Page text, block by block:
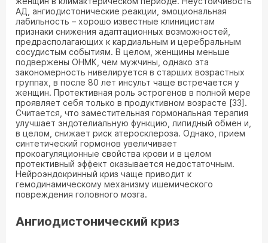
АД, ангиодистонические реакции, эмоциональная
лабильность – хорошо известные клиницистам
признаки снижения адаптационных возможностей,
предрасполагающих к кардиальным и церебральным
сосудистым событиям. В целом, женщины меньше
подвержены ОНМК, чем мужчины, однако эта
закономерность нивелируется в старших возрастных
группах, в после 80 лет инсульт чаще встречается у
женщин. Протективная роль эстрогенов в полной мере
проявляет себя только в продуктивном возрасте [33].
Считается, что заместительная гормональная терапия
улучшает эндотелиальную функцию, липидный обмен и,
в целом, снижает риск атеросклероза. Однако, прием
синтетический гормонов увеличивает
прокоагуляционные свойства крови и в целом
протективный эффект оказывается недостаточным.
Нейроэндокринный криз чаще приводит к
гемодинамическому механизму ишемического
повреждения головного мозга.
Ангиодистонический криз